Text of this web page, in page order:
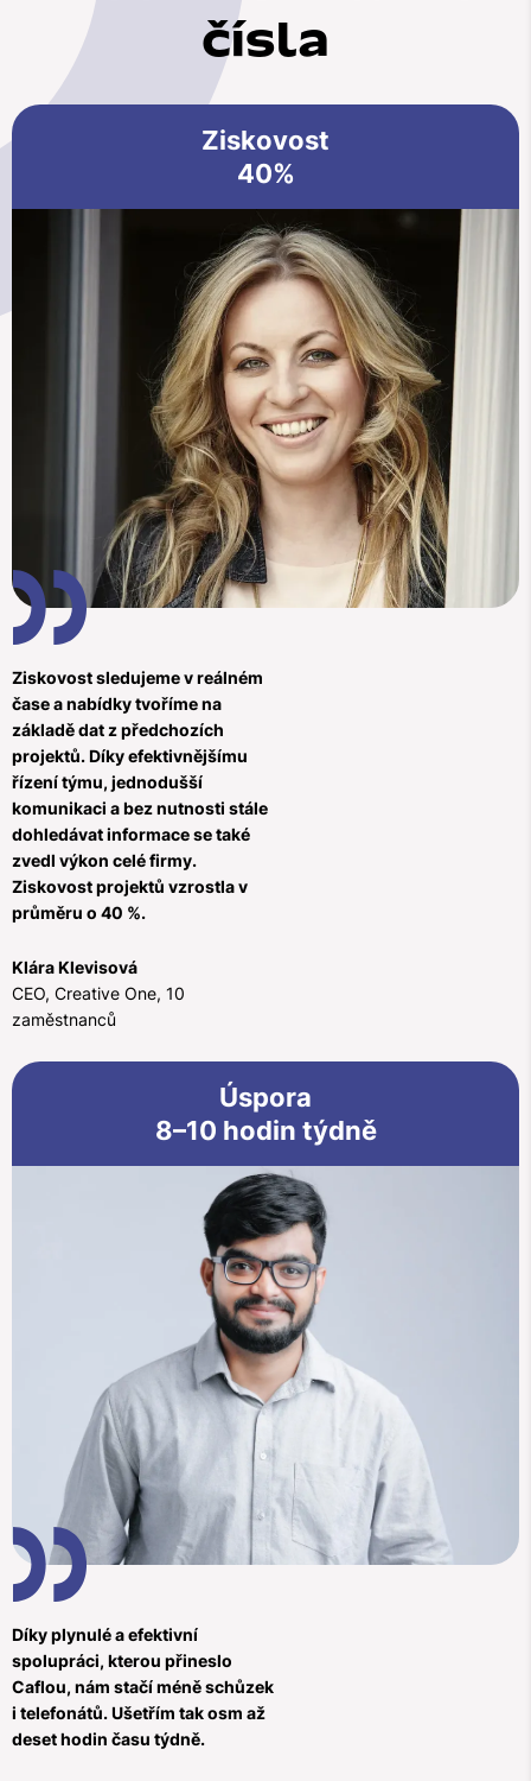
čísla
Ziskovost
40%
Ziskovost sledujeme v reálném
čase a nabídky tvoříme na
základě dat z předchozích
projektů. Díky efektivnějšímu
řízení týmu, jednodušší
komunikaci a bez nutnosti stále
dohledávat informace se také
zvedl výkon celé firmy.
Ziskovost projektů vzrostla v
průměru o 40 %.
Klára Klevisová
CEO, Creative One, 10
zaměstnanců
Úspora
8–10 hodin týdně
Díky plynulé a efektivní
spolupráci, kterou přineslo
Caflou, nám stačí méně schůzek
i telefonátů. Ušetřím tak osm až
deset hodin času týdně.